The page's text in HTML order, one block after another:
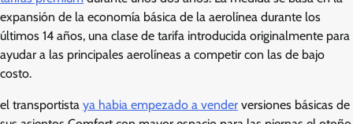
expansión de la economía básica de la aerolínea durante los
últimos 14 años, una clase de tarifa introducida originalmente para
ayudar a las principales aerolíneas a competir con las de bajo
costo.
el transportista ya habia empezado a vender versiones básicas de